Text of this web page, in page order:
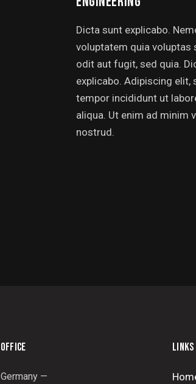
Dicta sunt explicabo.
voluptatem quia voluptas
odit aut fugit, sed quia.
explicabo. Adipiscing elit,
tempor incididunt ut
aliqua. Ut enim ad minim
nostrud.
OFFICE
Germany —
LINKS